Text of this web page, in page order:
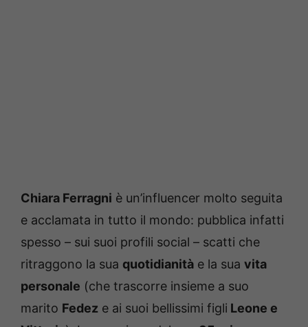
Chiara Ferragni è un’influencer molto seguita
e acclamata in tutto il mondo: pubblica infatti
spesso – sui suoi profili social – scatti che
ritraggono la sua quotidianità e la sua vita
personale (che trascorre insieme a suo
marito Fedez e ai suoi bellissimi figli Leone e